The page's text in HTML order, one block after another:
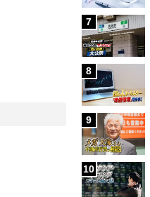
7
8
9
10